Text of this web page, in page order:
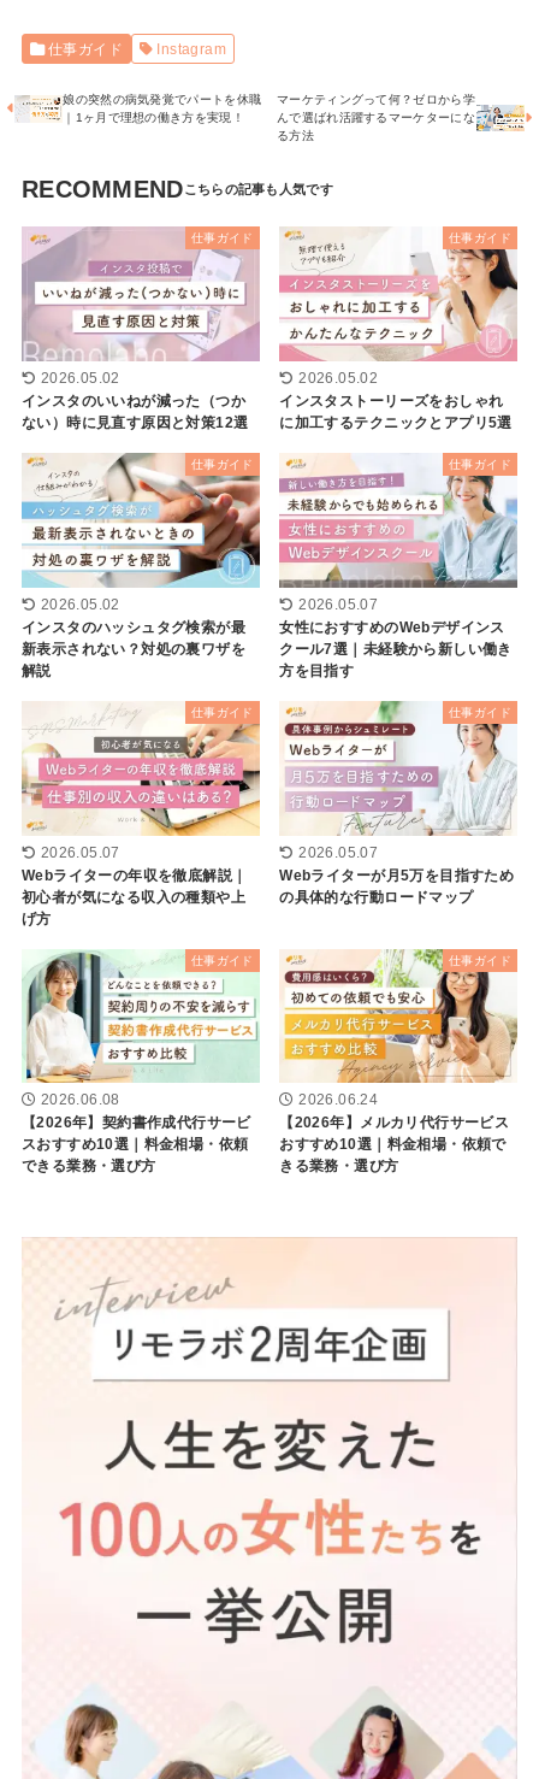
仕事ガイド Instagram
娘の突然の病気発覚でパートを休職
｜1ヶ月で理想の働き方を実現！
マーケティングって何？ゼロから学
んで選ばれ活躍するマーケターにな
る方法
RECOMMEND
仕事ガイド
2026.05.02
インスタのいいねが減った（つか
ない）時に見直す原因と対策12選
仕事ガイド
2026.05.02
インスタストーリーズをおしゃれ
に加工するテクニックとアプリ5選
仕事ガイド
2026.05.02
インスタのハッシュタグ検索が最
新表示されない？対処の裏ワザを
解説
仕事ガイド
2026.05.07
女性におすすめのWebデザインス
クール7選｜未経験から新しい働き
方を目指す
仕事ガイド
2026.05.07
Webライターの年収を徹底解説｜
初心者が気になる収入の種類や上
げ方
仕事ガイド
2026.05.07
Webライターが月5万を目指すため
の具体的な行動ロードマップ
仕事ガイド
2026.06.08
【2026年】契約書作成代行サービ
スおすすめ10選｜料金相場・依頼
できる業務・選び方
仕事ガイド
2026.06.24
【2026年】メルカリ代行サービス
おすすめ10選｜料金相場・依頼で
きる業務・選び方